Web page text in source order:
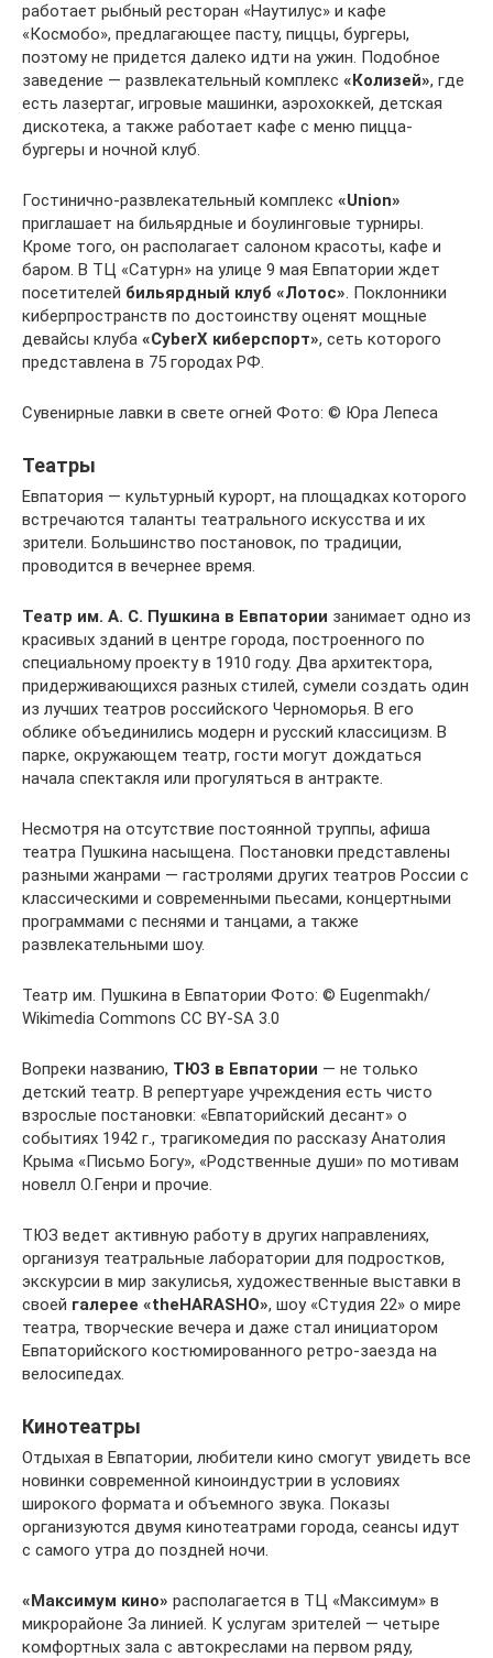
работает рыбный ресторан «Наутилус» и кафе
«Космобо», предлагающее пасту, пиццы, бургеры,
поэтому не придется далеко идти на ужин. Подобное
заведение — развлекательный комплекс «Колизей», где
есть лазертаг, игровые машинки, аэрохоккей, детская
дискотека, а также работает кафе с меню пицца-
бургеры и ночной клуб.
Гостинично-развлекательный комплекс «Union»
приглашает на бильярдные и боулинговые турниры.
Кроме того, он располагает салоном красоты, кафе и
баром. В ТЦ «Сатурн» на улице 9 мая Евпатории ждет
посетителей бильярдный клуб «Лотос». Поклонники
киберпространств по достоинству оценят мощные
девайсы клуба «CyberX киберспорт», сеть которого
представлена в 75 городах РФ.
Сувенирные лавки в свете огней Фото: © Юра Лепеса
Театры
Евпатория — культурный курорт, на площадках которого
встречаются таланты театрального искусства и их
зрители. Большинство постановок, по традиции,
проводится в вечернее время.
Театр им. А. С. Пушкина в Евпатории занимает одно из
красивых зданий в центре города, построенного по
специальному проекту в 1910 году. Два архитектора,
придерживающихся разных стилей, сумели создать один
из лучших театров российского Черноморья. В его
облике объединились модерн и русский классицизм. В
парке, окружающем театр, гости могут дождаться
начала спектакля или прогуляться в антракте.
Несмотря на отсутствие постоянной труппы, афиша
театра Пушкина насыщена. Постановки представлены
разными жанрами — гастролями других театров России с
классическими и современными пьесами, концертными
программами с песнями и танцами, а также
развлекательными шоу.
Театр им. Пушкина в Евпатории Фото: © Eugenmakh/
Wikimedia Commons CC BY-SA 3.0
Вопреки названию, ТЮЗ в Евпатории — не только
детский театр. В репертуаре учреждения есть чисто
взрослые постановки: «Евпаторийский десант» о
событиях 1942 г., трагикомедия по рассказу Анатолия
Крыма «Письмо Богу», «Родственные души» по мотивам
новелл О.Генри и прочие.
ТЮЗ ведет активную работу в других направлениях,
организуя театральные лаборатории для подростков,
экскурсии в мир закулисья, художественные выставки в
своей галерее «theHARASHO», шоу «Студия 22» о мире
театра, творческие вечера и даже стал инициатором
Евпаторийского костюмированного ретро-заезда на
велосипедах.
Кинотеатры
Отдыхая в Евпатории, любители кино смогут увидеть все
новинки современной киноиндустрии в условиях
широкого формата и объемного звука. Показы
организуются двумя кинотеатрами города, сеансы идут
с самого утра до поздней ночи.
«Максимум кино» располагается в ТЦ «Максимум» в
микрорайоне За линией. К услугам зрителей — четыре
комфортных зала с автокреслами на первом ряду,